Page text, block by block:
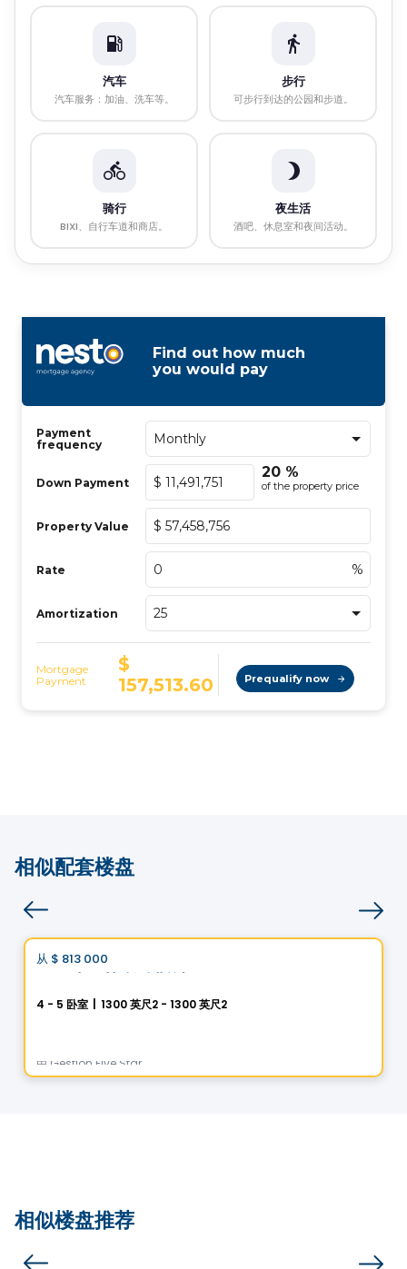
汽车
汽车服务：加油、洗车等。
步行
可步行到达的公园和步道。
骑行
BIXI、自行车道和商店。
夜生活
酒吧、休息室和夜间活动。
相似配套楼盘
房子
从 $ 813 000
圣吕克 · 赫利俄斯城
4 - 5 卧室 1300 英尺2 - 1300 英尺2
由 Gestion Five Star
相似楼盘推荐